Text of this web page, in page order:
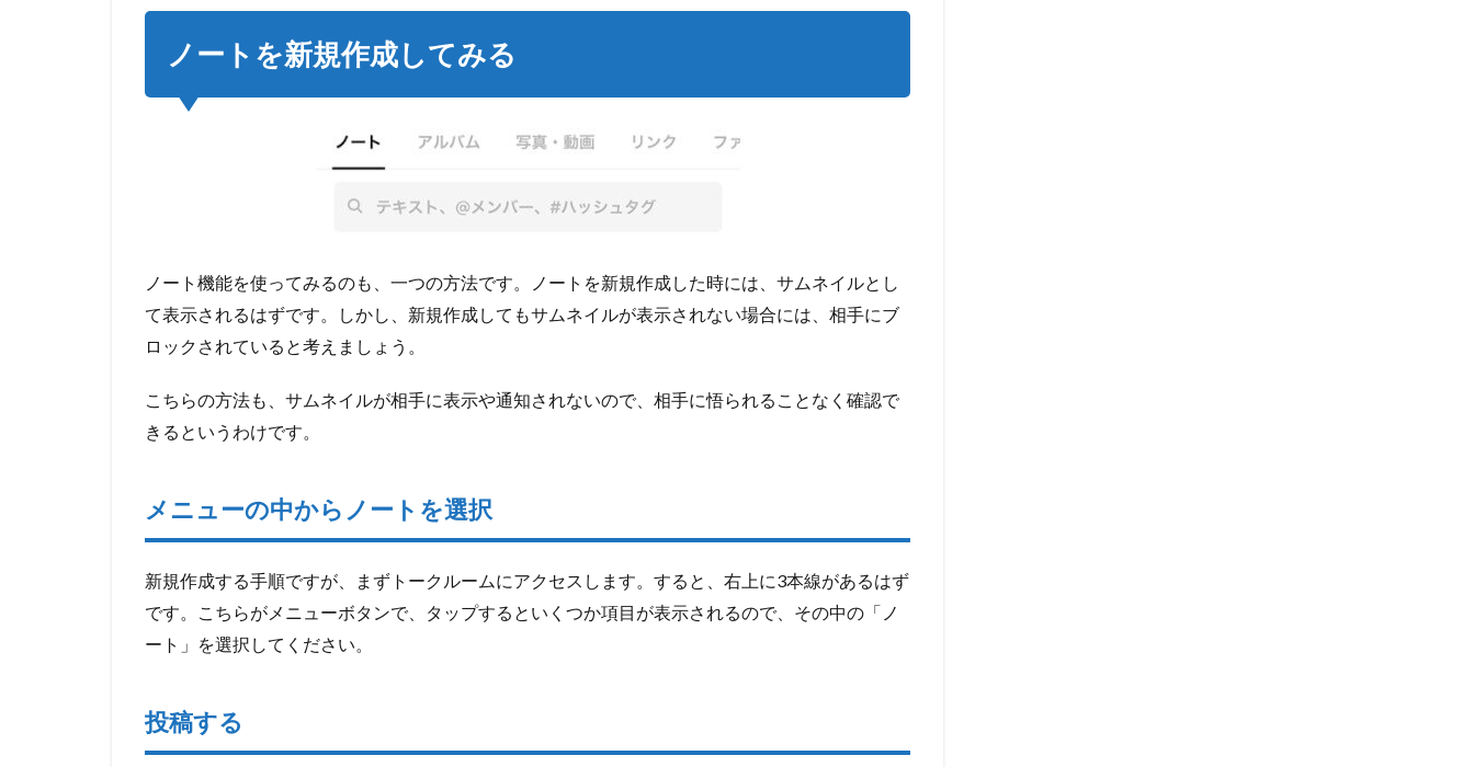
ィー
く
確認
する
4
ック
され
を取
るに
グル
ープ
利用
ノートを新規作成してみる
ノート機能を使ってみるのも、一つの方法です。ノートを新規作成した時には、サムネイルとし
て表示されるはずです。しかし、新規作成してもサムネイルが表示されない場合には、相手にブ
ロックされていると考えましょう。
こちらの方法も、サムネイルが相手に表示や通知されないので、相手に悟られることなく確認で
きるというわけです。
メニューの中からノートを選択
新規作成する手順ですが、まずトークルームにアクセスします。すると、右上に3本線があるはず
です。こちらがメニューボタンで、タップするといくつか項目が表示されるので、その中の「ノ
ート」を選択してください。
投稿する